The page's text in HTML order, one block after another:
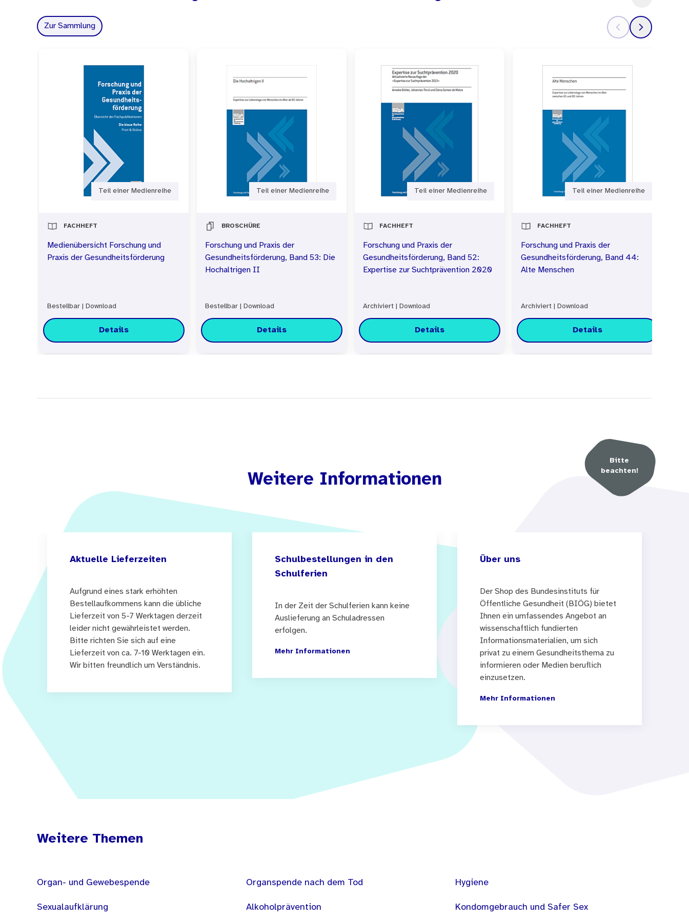
Zur Sammlung
Teil einer Medienreihe
FACHHEFT
Medienübersicht Forschung und
Praxis der Gesundheitsförderung
Bestellbar Download
Details
Teil einer Medienreihe
BROSCHÜRE
Forschung und Praxis der
Gesundheitsförderung, Band 53: Die
Hochaltrigen II
Bestellbar Download
Details
Teil einer Medienreihe
FACHHEFT
Forschung und Praxis der
Gesundheitsförderung, Band 52:
Expertise zur Suchtprävention 2020
Archiviert Download
Details
Teil einer Medienreihe
FACHHEFT
Forschung und Praxis der
Gesundheitsförderung, Band 44:
Alte Menschen
Archiviert Download
Details
Bitte
beachten!
Weitere Informationen
Aktuelle Lieferzeiten
Aufgrund eines stark erhöhten
Bestellaufkommens kann die übliche
Lieferzeit von 5-7 Werktagen derzeit
leider nicht gewährleistet werden.
Bitte richten Sie sich auf eine
Lieferzeit von ca. 7-10 Werktagen ein.
Wir bitten freundlich um Verständnis.
Schulbestellungen in den
Schulferien
In der Zeit der Schulferien kann keine
Auslieferung an Schuladressen
erfolgen.
Mehr Informationen
Über uns
Der Shop des Bundesinstituts für
Öffentliche Gesundheit (BIÖG) bietet
Ihnen ein umfassendes Angebot an
wissenschaftlich fundierten
Informationsmaterialien, um sich
privat zu einem Gesundheitsthema zu
informieren oder Medien beruflich
einzusetzen.
Mehr Informationen
Weitere Themen
Organ- und Gewebespende
Sexualaufklärung
Organspende nach dem Tod
Alkoholprävention
Hygiene
Kondomgebrauch und Safer Sex